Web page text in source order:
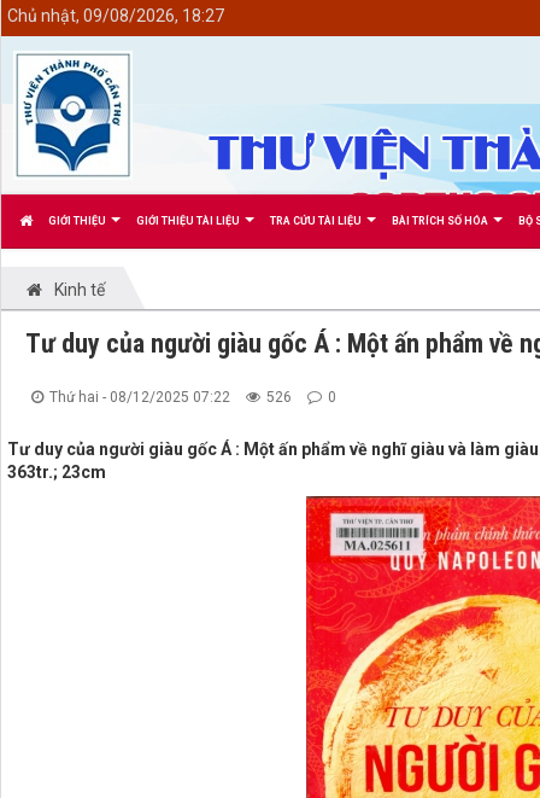
GIỚI THIỆU GIỚI THIỆU TÀI LIỆU TRA CỨU TÀI LIỆU BÀI TRÍCH SỐ HÓA BỘ
Chủ nhật, 09/08/2026, 18:27
Kinh tế
Tư duy của người giàu gốc Á : Một ấn phẩm về
Thứ hai - 08/12/2025 07:22 526 0
Tư duy của người giàu gốc Á : Một ấn phẩm về nghĩ giàu và làm
363tr.; 23cm
<